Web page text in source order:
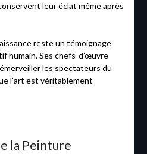
leur éclat même après
reste un témoignage
humain. Ses chefs-d’œuvre
les spectateurs du
l’art est véritablement
la Peinture